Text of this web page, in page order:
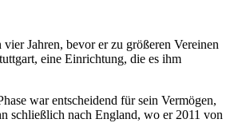
Jahren, bevor er zu größeren Vereinen
eine Einrichtung, die es ihm
war entscheidend für sein Vermögen,
schließlich nach England, wo er 2011 von